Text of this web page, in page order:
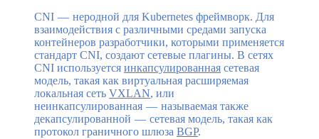
CNI — неродной для Kubernetes фреймворк. Для
взаимодействия с различными средами запуска
контейнеров разработчики, которыми применяется
стандарт CNI, создают сетевые плагины. В сетях
CNI используется инкапсулированная сетевая
модель, такая как виртуальная расширяемая
локальная сеть VXLAN, или
неинкапсулированная — называемая также
декапсулированной — сетевая модель, такая как
протокол граничного шлюза BGP.